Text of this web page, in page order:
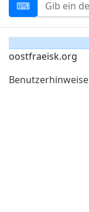
oostfraeisk.org
Benutzerhinweise